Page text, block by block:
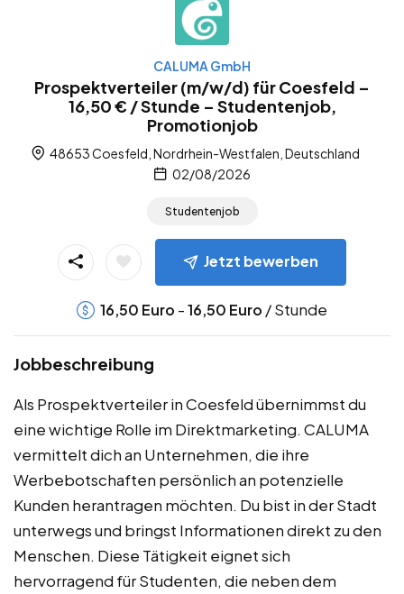
CALUMA GmbH
Prospektverteiler (m/w/d) für Coesfeld –
16,50 € / Stunde – Studentenjob,
Promotionjob
48653 Coesfeld, Nordrhein-Westfalen, Deutschland
02/08/2026
Studentenjob
Jetzt bewerben
16,50 Euro -16,50 Euro / Stunde
Jobbeschreibung
Als Prospektverteiler in Coesfeld übernimmst du
eine wichtige Rolle im Direktmarketing. CALUMA
vermittelt dich an Unternehmen, die ihre
Werbebotschaften persönlich an potenzielle
Kunden herantragen möchten. Du bist in der Stadt
unterwegs und bringst Informationen direkt zu den
Menschen. Diese Tätigkeit eignet sich
hervorragend für Studenten, die neben dem